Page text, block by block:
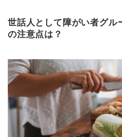
世話人として障がい者グル
の注意点は？